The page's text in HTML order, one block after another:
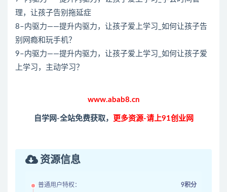
理，让孩子告别拖延症
8–内驱力——提升内驱力，让孩子爱上学习_如何让孩子告
别网瘾和玩手机？
9–内驱力——提升内驱力，让孩子爱上学习_如何让孩子爱
上学习，主动学习？
www.abab8.cn
自学网-全站免费获取， 更多资源-请上91创业网
资源信息
普通用户特权： 9积分